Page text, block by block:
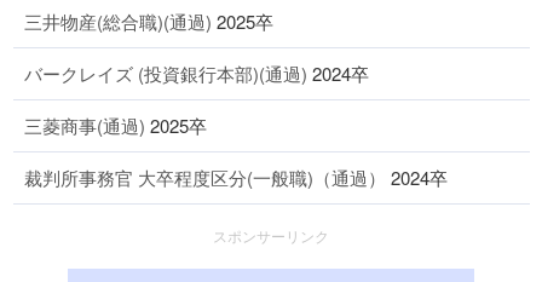
三井物産(総合職)(通過) 2025卒
バークレイズ (投資銀行本部)(通過) 2024卒
三菱商事(通過) 2025卒
裁判所事務官 大卒程度区分(一般職)（通過） 2024卒
スポンサーリンク